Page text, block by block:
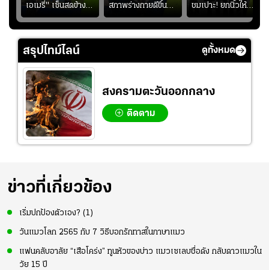
เอเมรี่" เซ็นสดข้าง
รอยสักบนแผ่นหลัง
"คุณเต๊ะ" แฟนพันธุ์
แท้วิลล่า นาน 33 ปี
สภาพร่างกายดีขึ้น
อย่างต่อเนื่อง พร้อม
พยายามลงสนามให้
ชมเปาะ! ยกนิ้วให้
แท็กติกบีจี แฮปปี้
สุดๆ กับการเยือนไทย
สรุปไทม์ไลน์ ดูทั้งหมด
สงครามตะวันออกกลาง
ติดตาม
ข่าวที่เกี่ยวข้อง
เริ่มปกป้องตัวเอง? (1)
วันแมวโลก 2565 กับ 7 วิธีบอกรักทาสในภาษาแมว
แฟนคลับอาลัย “เสือโคร่ง” ทูนหัวของบ่าว แมวเซเลบชื่อดัง กลับดาวแมวใน
วัย 15 ปี